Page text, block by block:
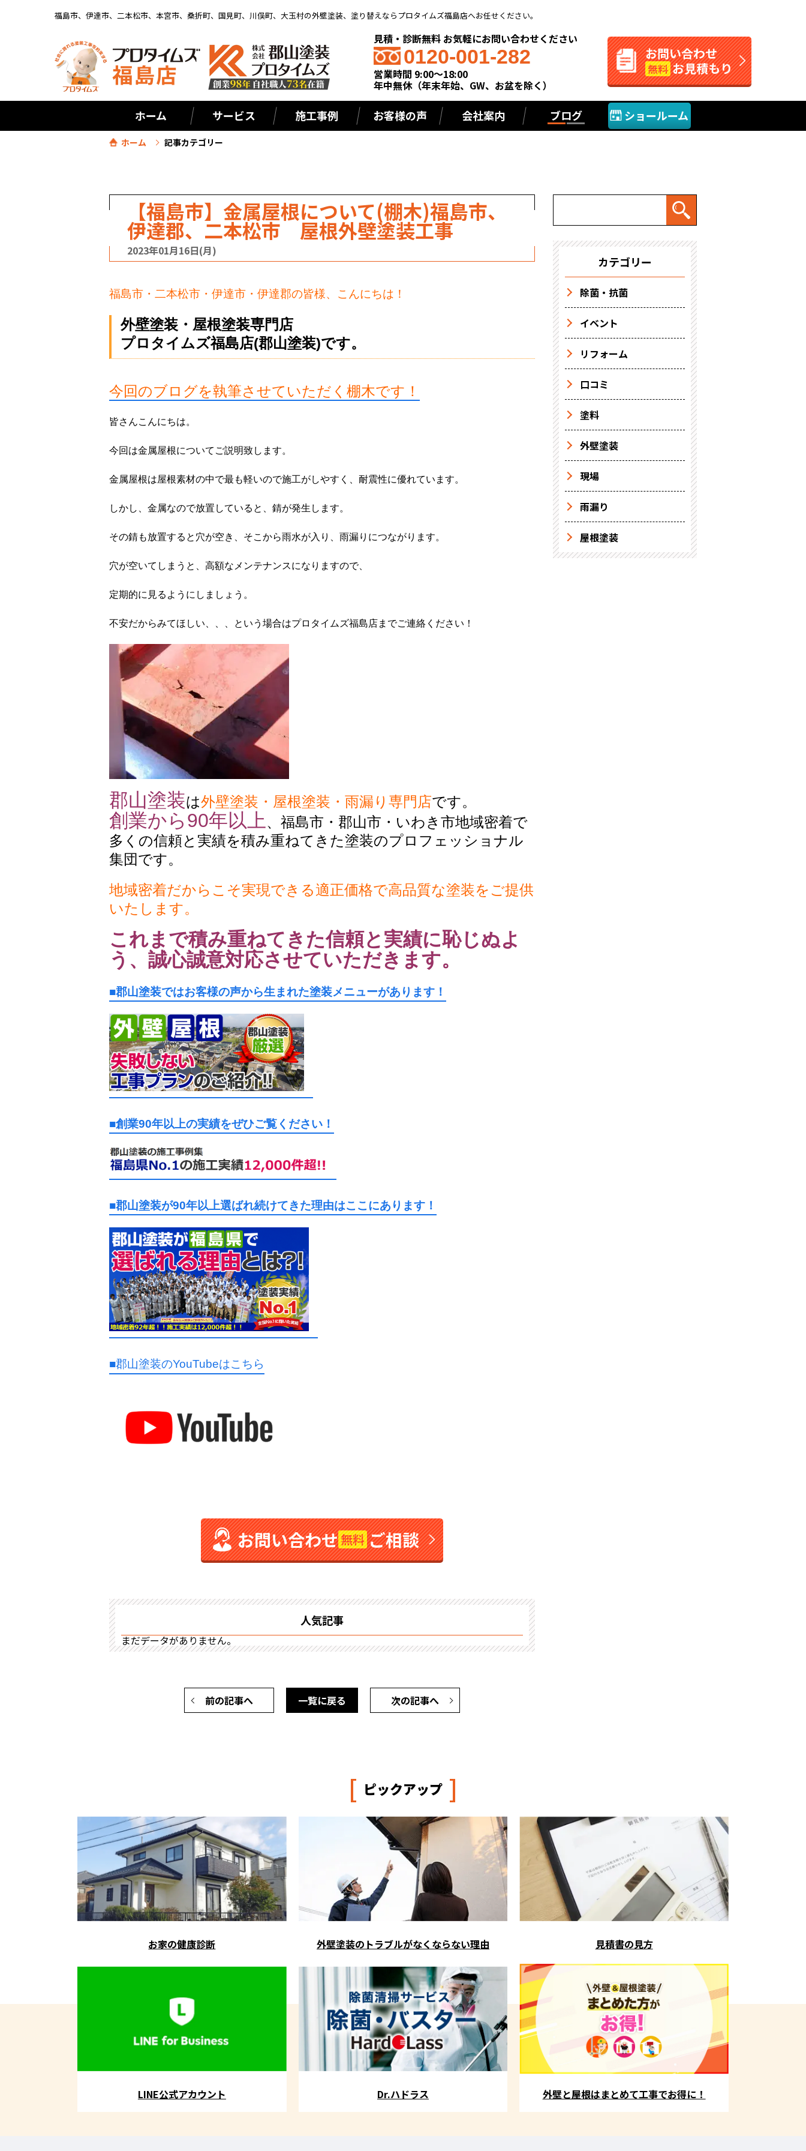
福島市、伊達市、二本松市、本宮市、桑折町、国見町、川俣町、大玉村の外壁塗装、塗り替えならプロタイムズ福島店へお任せください。
見積・診断無料 お気軽にお問い合わせください
0120-001-282
営業時間 9:00～18:00
年中無休（年末年始、GW、お盆を除く）
お問い合わせ
無料 お見積もり
ホーム サービス 施工事例 お客様の声 会社案内 ブログ ショールーム
ホーム 記事カテゴリー
【福島市】金属屋根について(棚木)福島市、
伊達郡、二本松市 屋根外壁塗装工事
2023年01月16日(月)
福島市・二本松市・伊達市・伊達郡の皆様、こんにちは！
外壁塗装・屋根塗装専門店
プロタイムズ福島店(郡山塗装)です。
今回のブログを執筆させていただく棚木です！
皆さんこんにちは。
今回は金属屋根についてご説明致します。
金属屋根は屋根素材の中で最も軽いので施工がしやすく、耐震性に優れています。
しかし、金属なので放置していると、錆が発生します。
その錆も放置すると穴が空き、そこから雨水が入り、雨漏りにつながります。
穴が空いてしまうと、高額なメンテナンスになりますので、
定期的に見るようにしましょう。
不安だからみてほしい、、、という場合はプロタイムズ福島店までご連絡ください！
郡山塗装は外壁塗装・屋根塗装・雨漏り専門店です。
創業から90年以上 、福島市・郡山市・いわき市地域密着で
多くの信頼と実績を積み重ねてきた塗装のプロフェッショナル
集団です。
地域密着だからこそ実現できる適正価格で高品質な塗装をご提供
いたします。
これまで積み重ねてきた信頼と実績に恥じぬよ
う、誠心誠意対応させていただきます。
■郡山塗装ではお客様の声から生まれた塗装メニューがあります！
■創業90年以上の実績をぜひご覧ください！
■郡山塗装が90年以上選ばれ続けてきた理由はここにあります！
■郡山塗装のYouTubeはこちら
お問い合わせ無料 ご相談
人気記事
まだデータがありません。
前の記事へ 次の記事へ
一覧に戻る
カテゴリー
除菌・抗菌
イベント
リフォーム
口コミ
塗料
外壁塗装
現場
雨漏り
屋根塗装
[ ピックアップ ]
お家の健康診断 外壁塗装のトラブルがなくならない理由 見積書の見方
LINE公式アカウント Dr.ハドラス 外壁と屋根はまとめて工事でお得に！